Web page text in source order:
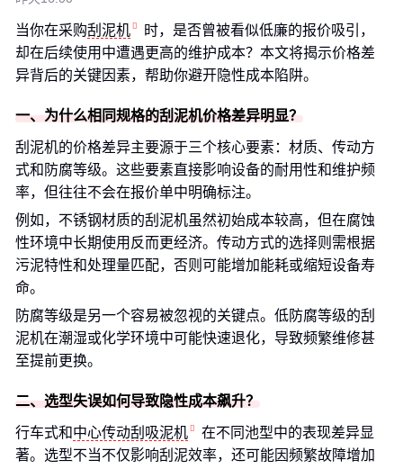
当你在采购刮泥机
时，是否曾被看似低廉的报价吸引，
却在后续使用中遭遇更高的维护成本？本文将揭示价格差
异背后的关键因素，帮助你避开隐性成本陷阱。
一、为什么相同规格的刮泥机价格差异明显？
刮泥机的价格差异主要源于三个核心要素：材质、传动方
式和防腐等级。这些要素直接影响设备的耐用性和维护频
率，但往往不会在报价单中明确标注。
例如，不锈钢材质的刮泥机虽然初始成本较高，但在腐蚀
性环境中长期使用反而更经济。传动方式的选择则需根据
污泥特性和处理量匹配，否则可能增加能耗或缩短设备寿
命。
防腐等级是另一个容易被忽视的关键点。低防腐等级的刮
泥机在潮湿或化学环境中可能快速退化，导致频繁维修甚
至提前更换。
二、选型失误如何导致隐性成本飙升？
行车式和中心传动刮吸泥机
在不同池型中的表现差异显
著。选型不当不仅影响刮泥效率，还可能因频繁故障增加